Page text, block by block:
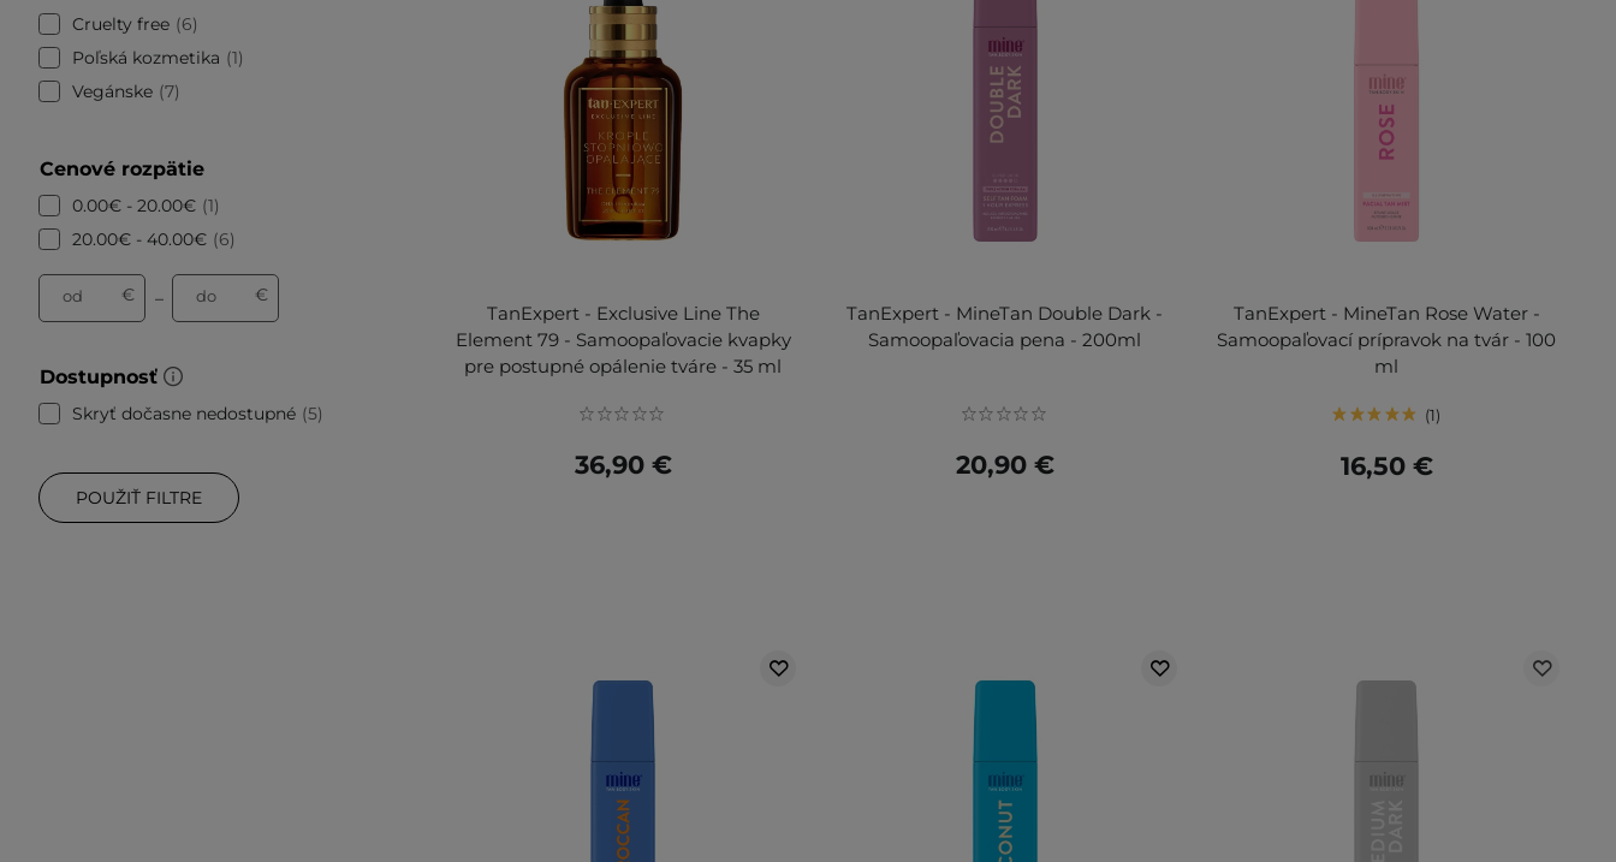
Cruelty free
6
Poľská kozmetika
1
Vegánske 7
Cenové rozpätie
0.00€ - 20.00€ 1
20.00€ - 40.00€
6
od € – do €
Dostupnosť
Skryť dočasne nedostupné 5
POUŽIŤ FILTRE
TanExpert - Exclusive Line The
Element 79 - Samoopaľovacie kvapky
pre postupné opálenie tváre - 35 ml
36,90 €
TanExpert - MineTan Double Dark -
Samoopaľovacia pena - 200ml
20,90 €
TanExpert - MineTan Rose Water -
Samoopaľovací prípravok na tvár - 100
ml
1
16,50 €